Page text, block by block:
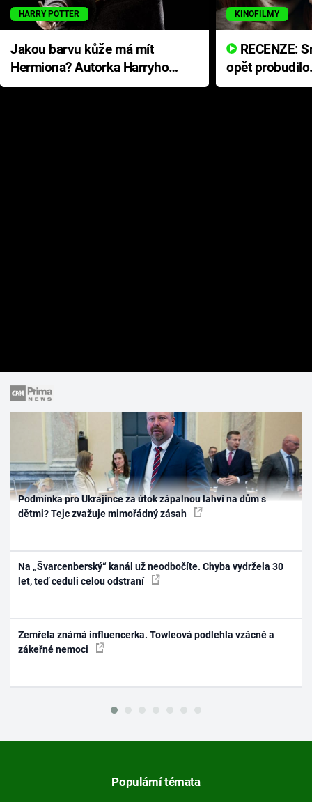
HARRY POTTER
Jakou barvu kůže má mít
Hermiona? Autorka Harryho
Pottera přišla s ráznou
KINOFILMY
opět
přichází s
Podmínka pro Ukrajince za útok zápalnou lahví na dům s
dětmi? Tejc zvažuje mimořádný zásah
Na „Švarcenberský“ kanál už neodbočíte. Chyba vydržela 30
let, teď ceduli celou odstraní
Zemřela známá influencerka. Towleová podlehla vzácné a
zákeřné nemoci
Populární témata